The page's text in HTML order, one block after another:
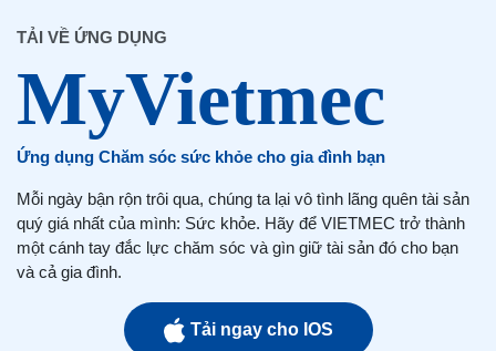
TẢI VỀ ỨNG DỤNG
Ứng dụng Chăm sóc sức khỏe cho gia đình bạn
Mỗi ngày bận rộn trôi qua, chúng ta lại vô tình lãng quên tài sản
quý giá nhất của mình: Sức khỏe. Hãy để VIETMEC trở thành
một cánh tay đắc lực chăm sóc và gìn giữ tài sản đó cho bạn
và cả gia đình.
Tải ngay cho IOS